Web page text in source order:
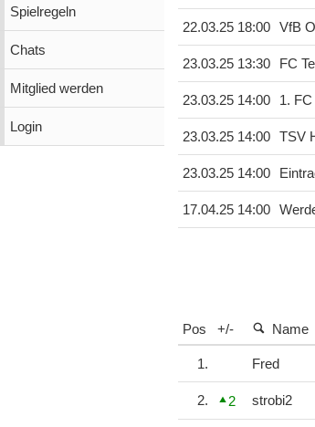
Spielregeln
Chats
Mitglied werden
Login
22.03.25 18:00 VfB
23.03.25 13:30 FC
23.03.25 14:00 1.
23.03.25 14:00 TSV
23.03.25 14:00
17.04.25 14:00
Pos +/- Name
1. Fred
2. 2 strobi2